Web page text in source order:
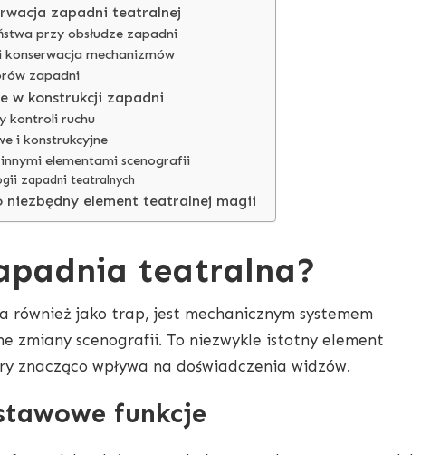
zapadni teatralnej
przy obsłudze zapadni
mechanizmów
zapadni
w konstrukcji zapadni
kontroli ruchu
i konstrukcyjne
elementami scenografii
zapadni teatralnych
niezbędny element teatralnej magii
teatralna?
jako trap, jest mechanicznym systemem
zmiany scenografii. To niezwykle istotny element
znacząco wpływa na doświadczenia widzów.
funkcje